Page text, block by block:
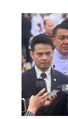
ไทยพลัสหรือไม่